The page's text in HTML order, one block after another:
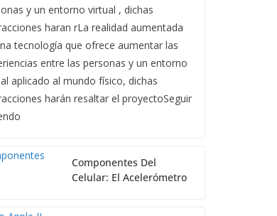
y un entorno virtual , dichas
haran rLa realidad aumentada
tecnología que ofrece aumentar las
entre las personas y un entorno
aplicado al mundo físico, dichas
harán resaltar el proyectoSeguir
Componentes Del
Celular: El Acelerómetro